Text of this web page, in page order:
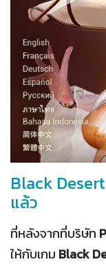
Black
แล้ว
ที่หลังจากที่บริษัท
ให้กับเกม Black